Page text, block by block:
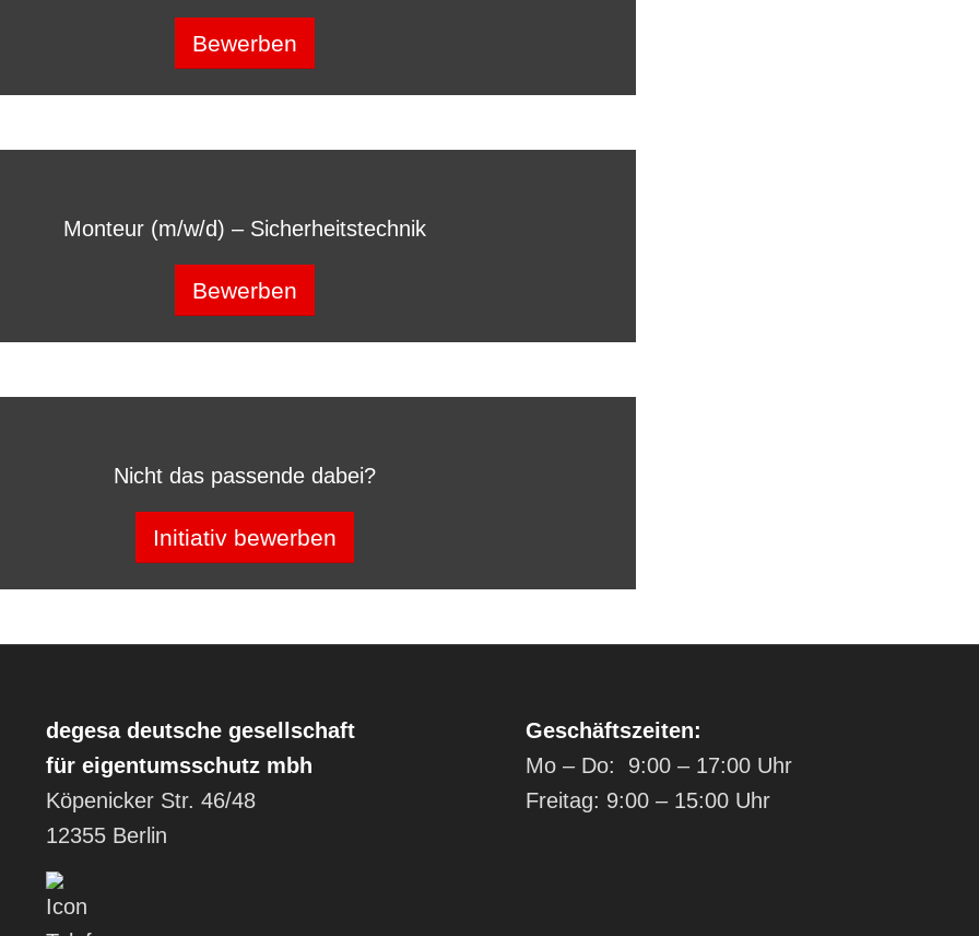
Bewerben
Monteur (m/w/d) – Sicherheitstechnik
Bewerben
Nicht das passende dabei?
Initiativ bewerben
degesa deutsche gesellschaft
für eigentumsschutz mbh
Köpenicker Str. 46/48
12355 Berlin
Geschäftszeiten:
Mo – Do: 9:00 – 17:00 Uhr
Freitag: 9:00 – 15:00 Uhr